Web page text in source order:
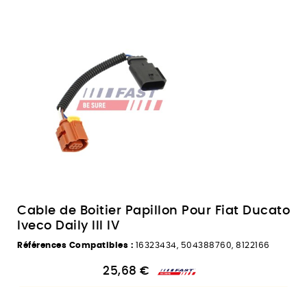
Cable de Boitier Papillon Pour Fiat Ducato
Iveco Daily III IV
Références Compatibles : 16323434, 504388760, 8122166
25,68 €